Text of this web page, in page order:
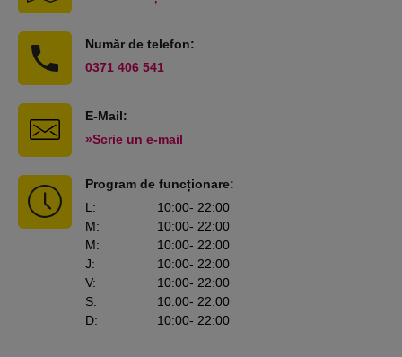
Număr de telefon:
0371 406 541
E-Mail:
»Scrie un e-mail
Program de funcționare:
L : 10:00- 22:00
M: 10:00- 22:00
M: 10:00- 22:00
J: 10:00- 22:00
V: 10:00- 22:00
S: 10:00- 22:00
D: 10:00- 22:00